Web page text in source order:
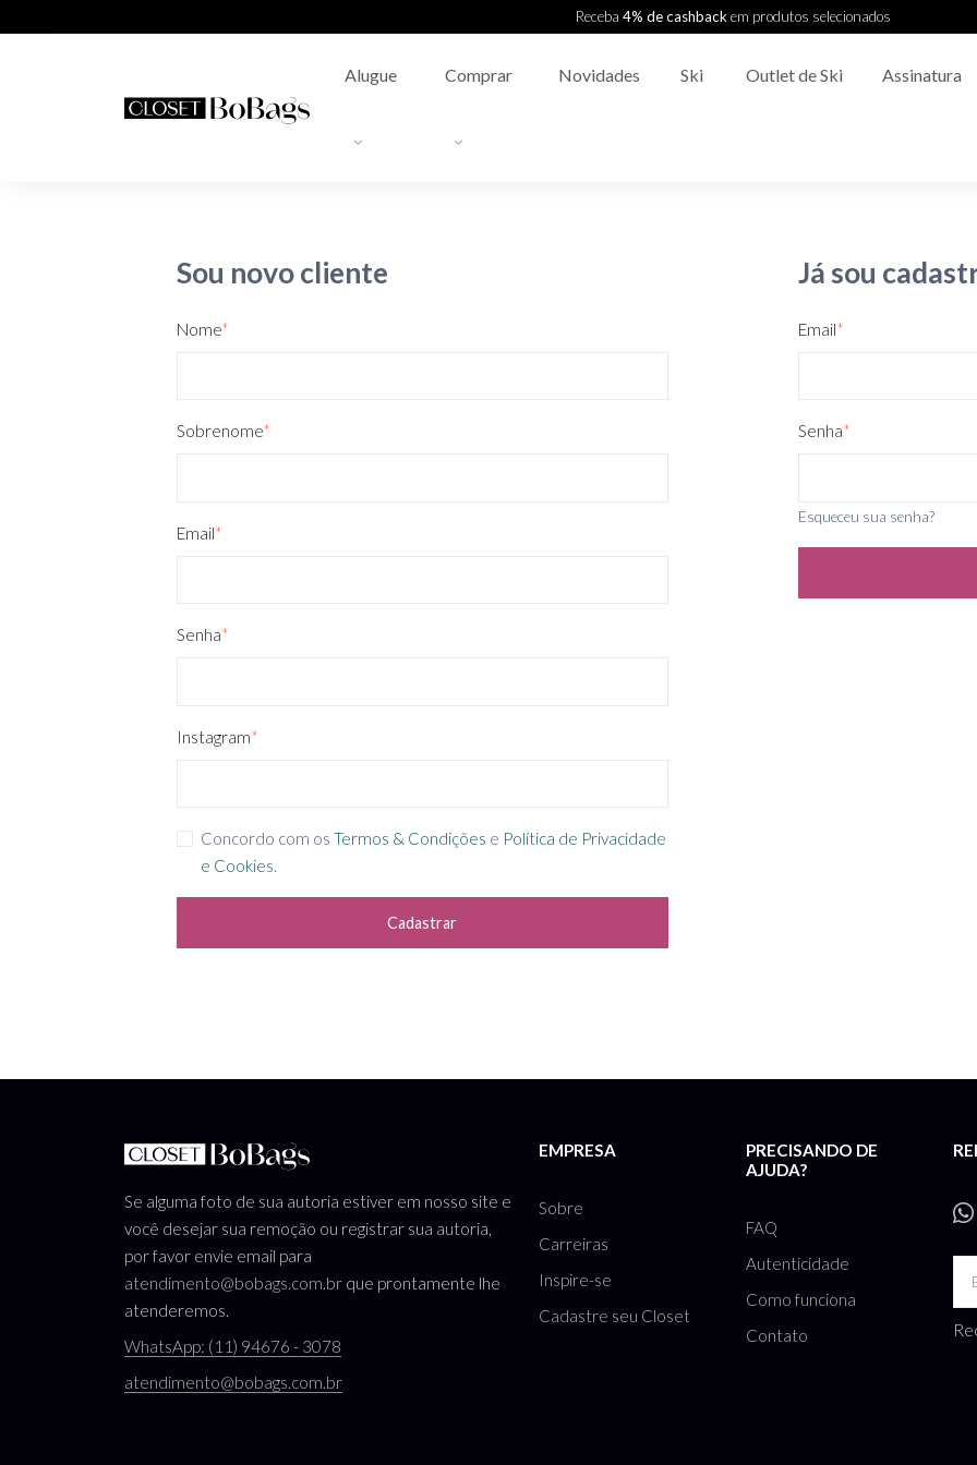
Receba 4% de cashbackem produtos selecionados
Alugue Comprar Novidades Ski Outlet de Ski Assinatura
Sou novo cliente
Nome*
Sobrenome*
Email*
Senha*
Instagram*
Concordo com osTermos & Condições e Política de Privacidade
e Cookies.
Cadastrar
Já sou
Email*
Senha*
Esqueceu sua senha?
Se alguma foto de sua autoria estiver em nosso site e
você desejar sua remoção ou registrar sua autoria,
por favor envie email para
atendimento@bobags.com.br que prontamente lhe
atenderemos.
WhatsApp: (11) 94676 - 3078
atendimento@bobags.com.br
EMPRESA
Sobre
Carreiras
Inspire-se
Cadastre seu Closet
PRECISANDO DE
AJUDA?
FAQ
Autenticidade
Como funciona
Contato